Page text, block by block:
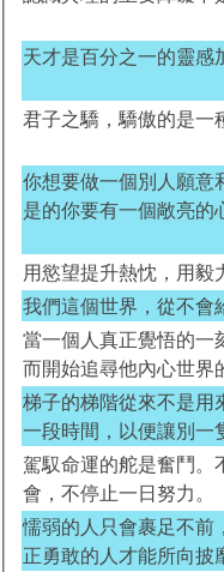
天才是百分之一的靈感
君子之驕，驕傲的是一
你想要做一個別人願意
是的你要有一個敞亮的
用慾望提升熱忱，用毅
我們這個世界，從不會
當一個人真正覺悟的一
而開始追尋他內心世界
梯子的梯階從來不是用
一段時間，以便讓別一
駕馭命運的舵是奮鬥
會，不停止一日努力。
懦弱的人只會裹足不前
正勇敢的人才能所向披